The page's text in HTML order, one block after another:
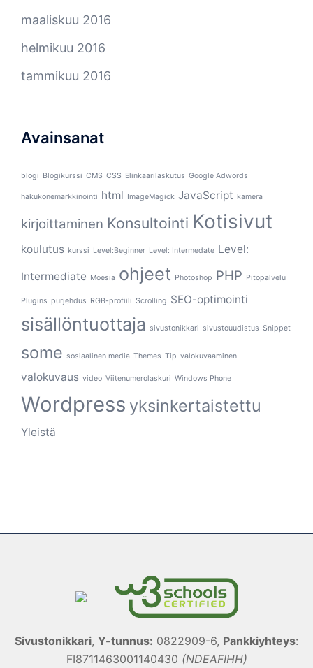
maaliskuu 2016
helmikuu 2016
tammikuu 2016
Avainsanat
blogi Blogikurssi CMS CSS Elinkaarilaskutus Google Adwords
hakukonemarkkinointi html ImageMagick JavaScript kamera
kirjoittaminen Konsultointi Kotisivut
koulutus kurssi Level:Beginner Level: Intermedate Level:
Intermediate Moesia ohjeet Photoshop PHP Pitopalvelu
Plugins purjehdus RGB-profiili Scrolling SEO-optimointi
sisällöntuottaja sivustonikkari sivustouudistus Snippet
some sosiaalinen media Themes Tip valokuvaaminen
valokuvaus video Viitenumerolaskuri Windows Phone
Wordpress yksinkertaistettu
Yleistä
Sivustonikkari, Y-tunnus: 0822909-6, Pankkiyhteys:
FI8711463001140430 (NDEAFIHH)